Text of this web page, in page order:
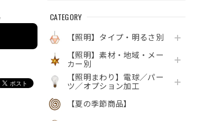
CATEGORY
【照明】タイプ・明るさ別
【照明】素材・地域・メー
カー別
【照明まわり】電球／パー
ツ／オプション加工
【夏の季節商品】